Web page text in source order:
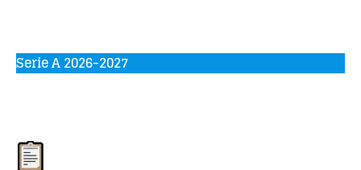
Serie A 2026-2027